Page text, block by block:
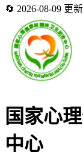
🔄 2026-08-09 更新
国家心
中心